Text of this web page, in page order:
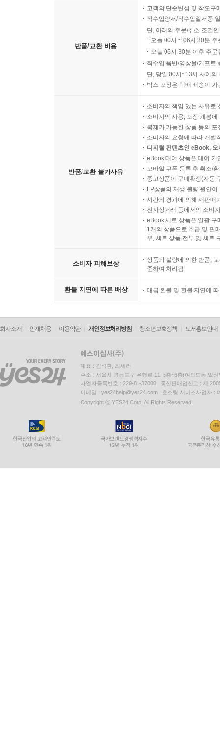
반품/교환 비용
고객의 단순변심 및 착오구
직수입양서/직수입일서중
단, 아래의 주문/취소 조건
오늘 00시 ~ 06시 30분
오늘 06시 30분 이후 주
직수입 음반/영상물/기프트
단, 당일 00시~13시 사이의
박스 포장은 택배 배송이
반품/교환 불가사유
소비자의 책임 있는 사유로
소비자의 사용, 포장 개봉
복제가 가능한 상품 등의
소비자의 요청에 따라 개별
디지털 컨텐츠인 eBook,
eBook 대여 상품은 대여 기
모바일 쿠폰 등록 후 취소/
중고상품이 구매확정(자동
LP상품의 재생 불량 원인
시간의 경과에 의해 재판매
전자상거래 등에서의 소비
eBook 세트 상품은 일괄 구
1개의 상품으로 취급 및 판
우, 세트 상품 전부 및 세트
소비자 피해보상
상품의 불량에 의한 반품,
준하여 처리됨
환불 지연에 따른 배상 대금 환불 및 환불 지연에
회사소개 인재채용 이용약관 개인정보처리방침 청소년보호정책 도서홍보안내
대표 : 김석환, 최세라
주소 : 서울시 영등포구 은행로 11, 5층~6층(여의도동,일신
사업자등록번호 : 229-81-37000 통신판매업신고 : 제
이메일 : yes24help@yes24.com 호스팅 서비스사업자 :
Copyright ⓒ YES24 Corp. All Rights Reserved.